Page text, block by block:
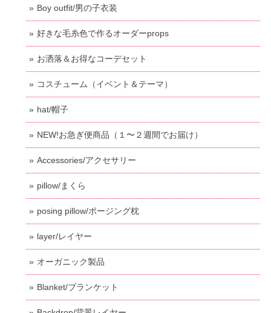
Boy outfit/男の子衣装
好きな毛糸色で作るオーダーprops
お洒落＆お得なコーデセット
コスチューム（イベント＆テーマ）
hat/帽子
NEW!お急ぎ便商品（１〜２週間でお届け）
Accessories/アクセサリー
pillow/まくら
posing pillow/ポージング枕
layer/レイヤー
オーガニック製品
Blanket/ブランケット